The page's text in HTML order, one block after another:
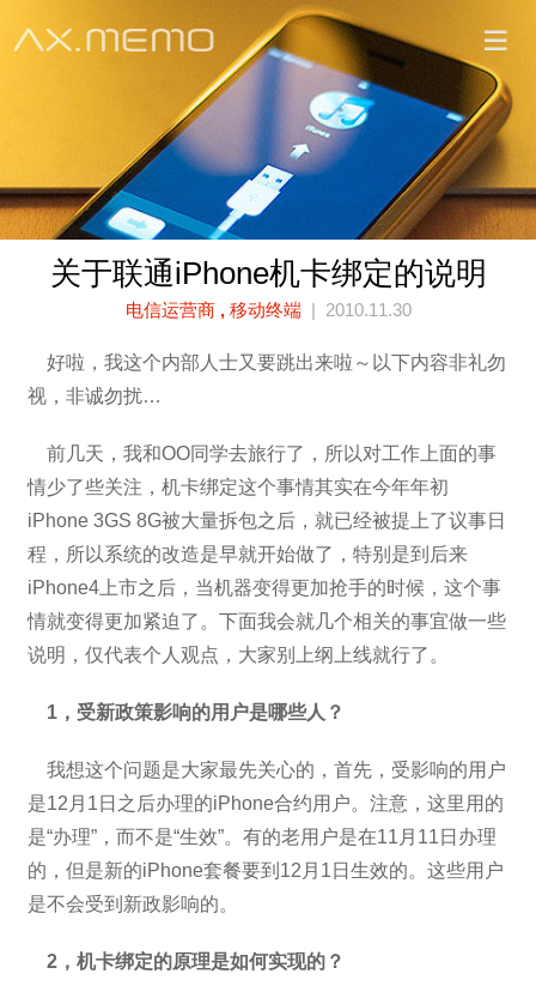
关于联通iPhone机卡绑定的说明
电信运营商, 移动终端| 2010.11.30
好啦，我这个内部人士又要跳出来啦～以下内容非礼勿
视，非诚勿扰…
前几天，我和OO同学去旅行了，所以对工作上面的事
情少了些关注，机卡绑定这个事情其实在今年年初
iPhone 3GS 8G被大量拆包之后，就已经被提上了议事日
程，所以系统的改造是早就开始做了，特别是到后来
iPhone4上市之后，当机器变得更加抢手的时候，这个事
情就变得更加紧迫了。下面我会就几个相关的事宜做一些
说明，仅代表个人观点，大家别上纲上线就行了。
1，受新政策影响的用户是哪些人？
我想这个问题是大家最先关心的，首先，受影响的用户
是12月1日之后办理的iPhone合约用户。注意，这里用的
是“办理”，而不是“生效”。有的老用户是在11月11日办理
的，但是新的iPhone套餐要到12月1日生效的。这些用户
是不会受到新政影响的。
2，机卡绑定的原理是如何实现的？